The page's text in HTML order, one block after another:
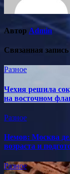
Автор Admin
Связанная запись
Разное
Чехия решила
на восточном
Разное
Немов: Москва
возраста и
Разное